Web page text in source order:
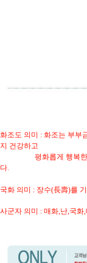
화조도 의미 : 화조는 부부
지 건강하고
평화롭게 행복한 삶을
다.
국화 의미 : 장수(長壽)를
사군자 의미 : 매화,난,국